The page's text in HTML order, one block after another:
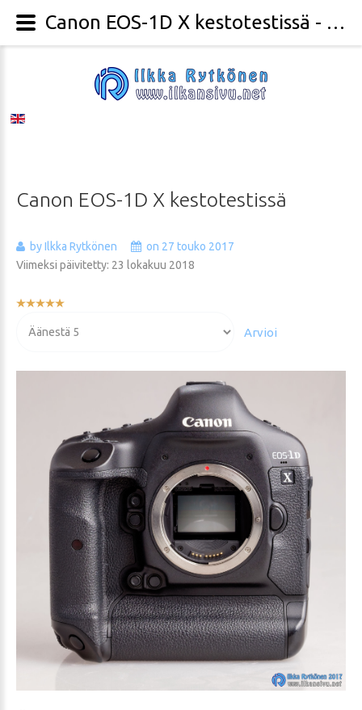
Canon EOS-1D X kestotestissä
by Ilkka Rytkönen
on 27 touko 2017
Viimeksi päivitetty: 23 lokakuu 2018
Käyttäjän
arvioida
Canon EOS-1D X kestotestissä - Valokuvaaja Ilkka Rytkönen